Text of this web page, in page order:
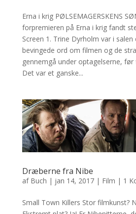
Erna i krig PØLSEMAGERSKENS
forpremieren på Erna i krig fandt
Screen 1. Trine Dyrholm var i
bevingede ord om filmen og de
gennemgå under optagelserne, før
Det var et ganske...
Dræberne fra Nibe
af Buch | jan 14, 2017| Film | 1
Small Town Killers Stor filmkunst?